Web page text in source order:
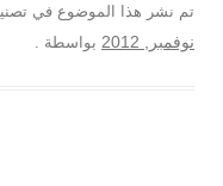
تم نشر هذا الموضوع في
نوفمبر, 2012
بواسطة .